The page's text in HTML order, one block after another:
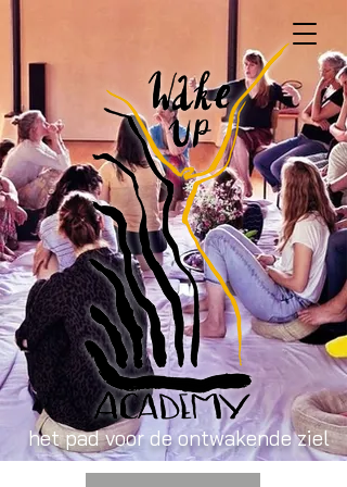
het pad voor de ontwakende ziel